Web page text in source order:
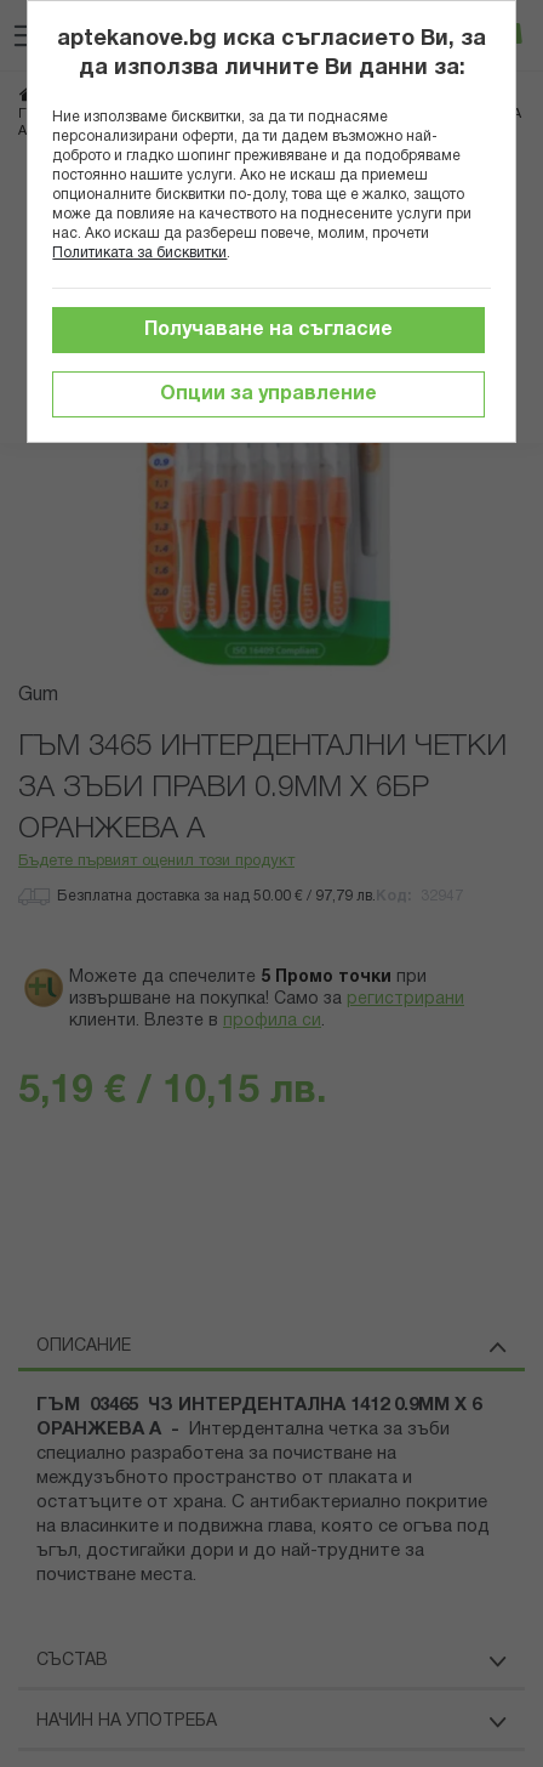
към
съдържанието
Вход
ГЪМ 3465 ИНТЕРДЕНТАЛНИ ЧЕТКИ ЗА ЗЪБИ ПРАВИ 0.9ММ Х 6БР ОРАНЖЕВА
А
Преминете
края
галерията
изображенията
Преминете
началото
галерия
със
снимки
Gum
ГЪМ 3465 ИНТЕРДЕНТАЛНИ ЧЕТКИ
ЗА ЗЪБИ ПРАВИ 0.9ММ Х 6БР
ОРАНЖЕВА А
Бъдете първият оценил този продукт
Безплатна доставка за над 50.00 € / 97,79 лв.
Можете да спечелите 5 Промо точки
при
извършване на покупка! Само за регистрирани
клиенти. Влезте в профила си .
5,19 € / 10,15 лв.
ОПИСАНИЕ
ГЪМ 03465 ЧЗ ИНТЕРДЕНТАЛНА 1412 0.9ММ Х 6
ОРАНЖЕВА А -
Интердентална четка за зъби
специално разработена за почистване на
междузъбното пространство от плаката и
остатъците от храна. С антибактериално покритие
на власинките и подвижна глава, която се огъва под
ъгъл, достигайки дори и до най-трудните за
почистване места.
СЪСТАВ
НАЧИН НА УПОТРЕБА
aptekanove.bg иска съгласието Ви, за
да използва личните Ви данни за:
Ние използваме бисквитки, за да ти поднасяме
персонализирани оферти, да ти дадем възможно най-
доброто и гладко шопинг преживяване и да подобряваме
постоянно нашите услуги. Ако не искаш да приемеш
опционалните бисквитки по-долу, това ще е жалко, защото
може да повлияе на качеството на поднесените услуги при
нас. Ако искаш да разбереш повече, молим, прочети
Политиката за бисквитки
Опции за управление
Получаване на съгласие